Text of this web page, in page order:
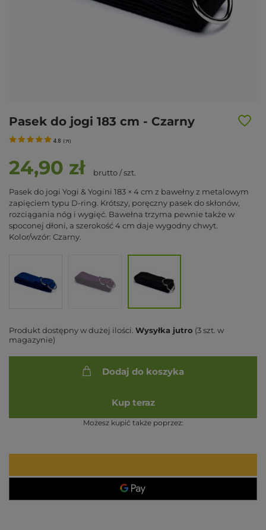
Pasek do jogi 183 cm - Czarny
4.8 ( 71)
24,90 zł brutto/szt.
Pasek do jogi Yogi & Yogini 183 × 4 cm z bawełny z metalowym
zapięciem typu D-ring. Krótszy, poręczny pasek do skłonów,
rozciągania nóg i wygięć. Bawełna trzyma pewnie także w
spoconej dłoni, a szerokość 4 cm daje wygodny chwyt.
Kolor/wzór: Czarny.
Produkt dostępny w dużej ilości Wysyłka jutro (3 szt. w
magazynie)
Dodaj do koszyka
Kup teraz
Możesz kupić także poprzez: